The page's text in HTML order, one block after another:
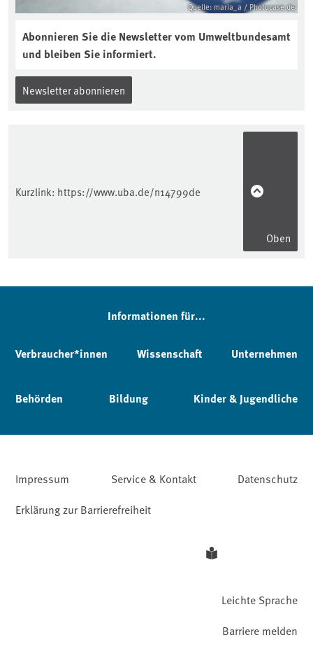
Quelle: maria_a / Photocase.de
Abonnieren Sie die Newsletter vom Umweltbundesamt
und bleiben Sie informiert.
Newsletter abonnieren
Kurzlink: https://www.uba.de/n14799de
Oben
Informationen für...
Verbraucher*innen Wissenschaft Unternehmen
Behörden Bildung Kinder & Jugendliche
Impressum Service & Kontakt
Datenschutz
Erklärung zur Barrierefreiheit
Leichte Sprache
Barriere melden